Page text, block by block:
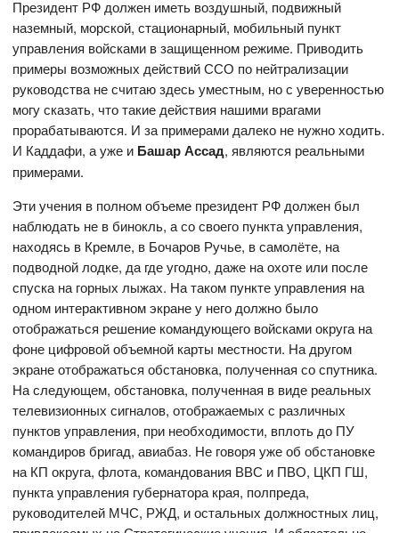
Президент РФ должен иметь воздушный, подвижный
наземный, морской, стационарный, мобильный пункт
управления войсками в защищенном режиме. Приводить
примеры возможных действий ССО по нейтрализации
руководства не считаю здесь уместным, но с уверенностью
могу сказать, что такие действия нашими врагами
прорабатываются. И за примерами далеко не нужно ходить.
И Каддафи, а уже и Башар Ассад, являются реальными
примерами.
Эти учения в полном объеме президент РФ должен был
наблюдать не в бинокль, а со своего пункта управления,
находясь в Кремле, в Бочаров Ручье, в самолёте, на
подводной лодке, да где угодно, даже на охоте или после
спуска на горных лыжах. На таком пункте управления на
одном интерактивном экране у него должно было
отображаться решение командующего войсками округа на
фоне цифровой объемной карты местности. На другом
экране отображаться обстановка, полученная со спутника.
На следующем, обстановка, полученная в виде реальных
телевизионных сигналов, отображаемых с различных
пунктов управления, при необходимости, вплоть до ПУ
командиров бригад, авиабаз. Не говоря уже об обстановке
на КП округа, флота, командования ВВС и ПВО, ЦКП ГШ,
пункта управления губернатора края, полпреда,
руководителей МЧС, РЖД, и остальных должностных лиц,